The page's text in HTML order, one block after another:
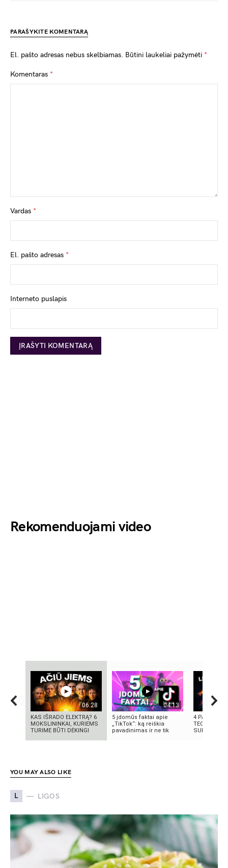
PARAŠYKITE KOMENTARĄ
El. pašto adresas nebus skelbiamas. Būtini laukeliai pažymėti *
Komentaras *
Vardas *
El. pašto adresas *
Interneto puslapis
Rekomenduojami video
06:28
KAS IŠRADO ELEKTRĄ? 6
MOKSLININKAI, KURIEMS
TURIME BŪTI DĖKINGI
04:13
5 įdomūs faktai apie
„TikTok“: ką reiškia
pavadinimas ir ne tik
4
SUKŪRĖ
YOU MAY ALSO LIKE
L LIGOS